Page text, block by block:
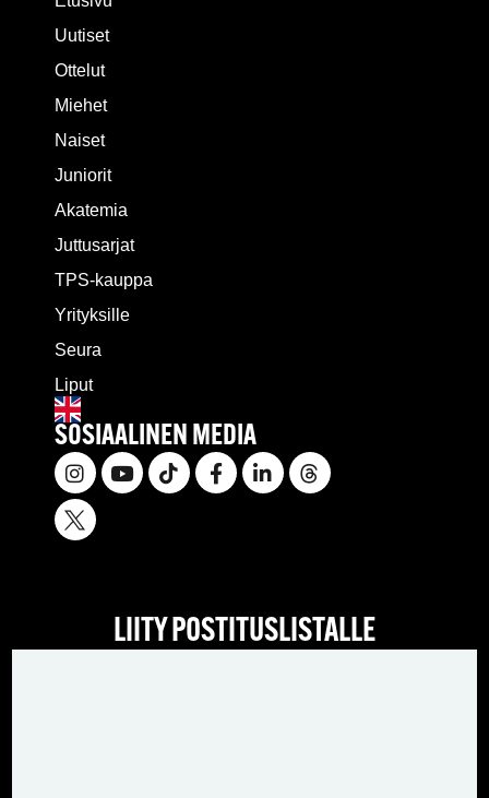
Uutiset
Ottelut
Miehet
Naiset
Juniorit
Akatemia
Juttusarjat
TPS-kauppa
Yrityksille
Seura
Liput
SOSIAALINEN MEDIA
LIITY POSTITUSLISTALLE